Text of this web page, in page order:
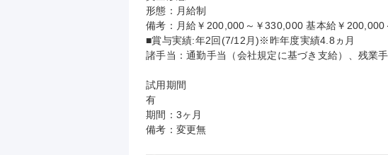
形態：月給制
備考：月給￥200,000～￥330,000 基本給￥200,000
■賞与実績:年2回(7/12月)※昨年度実績4.8ヵ月
諸手当：通勤手当（会社規定に基づき支給）、残業
試用期間
有
期間：3ヶ月
備考：変更無